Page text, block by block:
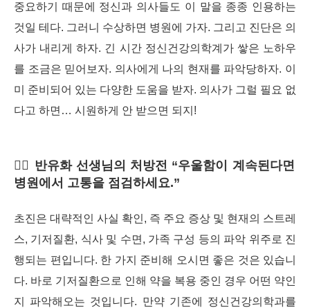
중요하기 때문에 정신과 의사들도 이 말을 종종 인용하는
것일 테다. 그러니 수상하면 병원에 가자. 그리고 진단은 의
사가 내리게 하자. 긴 시간 정신건강의학계가 쌓은 노하우
를 조금은 믿어보자. 의사에게 나의 현재를 파악당하자. 이
미 준비되어 있는 다양한 도움을 받자. 의사가 그럴 필요 없
다고 하면… 시원하게 안 받으면 되지!
👩‍⚕️ 반유화 선생님의 처방전 “우울함이 계속된다면
병원에서 고통을 점검하세요.”
초진은 대략적인 사실 확인, 즉 주요 증상 및 현재의 스트레
스, 기저질환, 식사 및 수면, 가족 구성 등의 파악 위주로 진
행되는 편입니다. 한 가지 준비해 오시면 좋은 것은 있습니
다. 바로 기저질환으로 인해 약을 복용 중인 경우 어떤 약인
지 파악해오는 것입니다. 만약 기존에 정신건강의학과를